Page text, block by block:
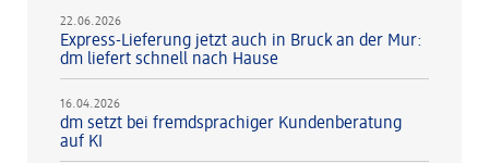
22.06.2026
Express-Lieferung jetzt auch in Bruck an der Mur:
dm liefert schnell nach Hause
16.04.2026
dm setzt bei fremdsprachiger Kundenberatung
auf KI